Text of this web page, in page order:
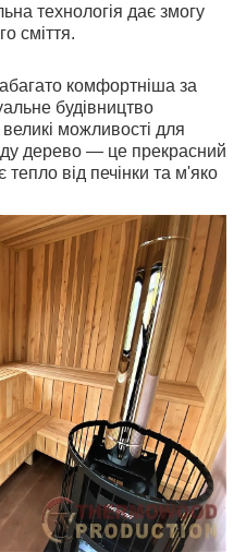
технологія дає змогу
сміття.
комфортніша за
будівництво
можливості для
дерево — це прекрасний
тепло від печінки та м'яко